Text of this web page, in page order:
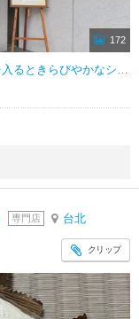
172
オークラプレステージ台北の正面を入るときらびやかなシャンデリアが。その左手には赤い絨毯個の階段があり、その隣に店舗を構えている。店内は長方形で広くはない。店内の奥突き当たりがレジ。お目当てはパイナップルケーキ。箱も1つ1つ
専門店 台北
クリップ